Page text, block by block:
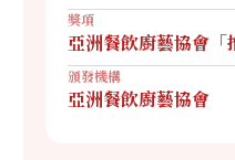
獎項
亞洲餐飲廚藝協會
頒發機構
亞洲餐飲廚藝協會